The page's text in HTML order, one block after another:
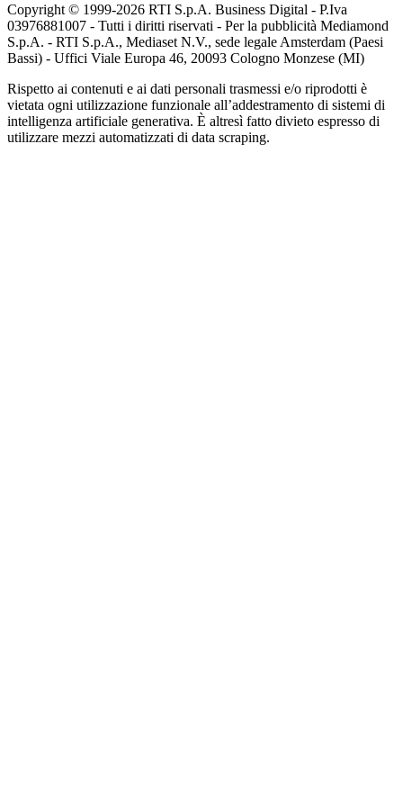
Copyright © 1999-2026 RTI S.p.A. Business Digital - P.Iva
03976881007 - Tutti i diritti riservati - Per la pubblicità Mediamond
S.p.A. - RTI S.p.A., Mediaset N.V., sede legale Amsterdam (Paesi
Bassi) - Uffici Viale Europa 46, 20093 Cologno Monzese (MI)
Rispetto ai contenuti e ai dati personali trasmessi e/o riprodotti è
vietata ogni utilizzazione funzionale all’addestramento di sistemi di
intelligenza artificiale generativa. È altresì fatto divieto espresso di
utilizzare mezzi automatizzati di data scraping.